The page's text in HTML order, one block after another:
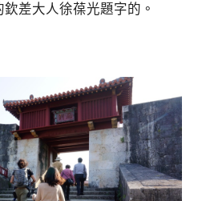
差大人徐葆光題字的。